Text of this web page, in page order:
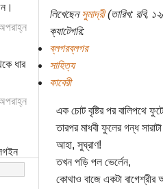
ধার
লিখেছেনসুমাদ্রী(তারিখ: রবি,
ক্যাটেগরি:
ব্লগরব্লগর
সাহিত্য
কাবেরী
এক চোট বৃষ্টির পর বালিপথে
তারপর মাধবী ফুলের গন্ধ সারাটা
আহা, সুঘ্রাণ!
তখন পড়ি পল ভের্লেন,
কোথাও বাজে একটা